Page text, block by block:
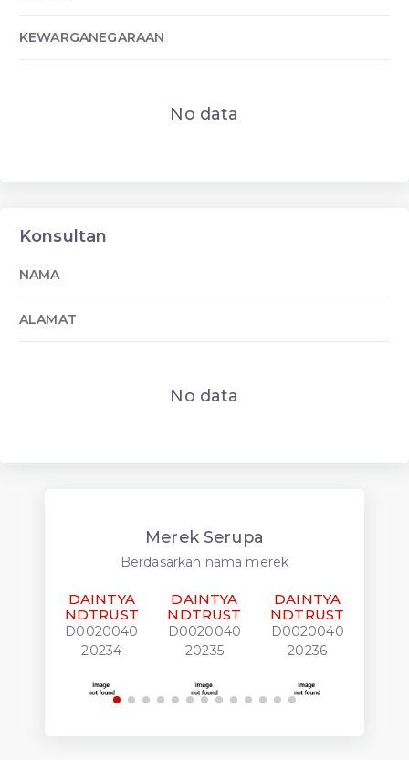
KEWARGANEGARAAN
No data
Konsultan
NAMA
ALAMAT
No data
Merek Serupa
Berdasarkan nama merek
DAINTYA
NDTRUST
D0020040
20234
DAINTYA
NDTRUST
D0020040
20235
DAINTYA
NDTRUST
D0020040
20236